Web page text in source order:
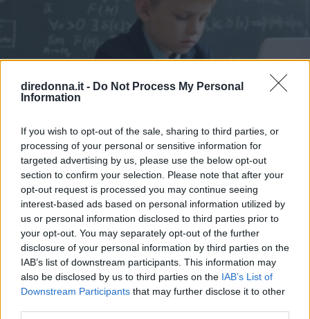
diredonna.it - Do Not Process My Personal
Information
If you wish to opt-out of the sale, sharing to third parties, or
processing of your personal or sensitive information for
targeted advertising by us, please use the below opt-out
section to confirm your selection. Please note that after your
opt-out request is processed you may continue seeing
interest-based ads based on personal information utilized by
us or personal information disclosed to third parties prior to
your opt-out. You may separately opt-out of the further
disclosure of your personal information by third parties on the
IAB’s list of downstream participants. This information may
also be disclosed by us to third parties on the IAB’s List of
Downstream Participants that may further disclose it to other
ATTUALITÀ
Dall'asilo all'università, la
tecnologia sta ridisegnando il
processo educativo